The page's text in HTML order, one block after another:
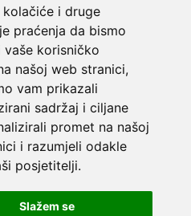
kolačiće i druge
praćenja da bismo
vaše korisničko
našoj web stranici,
vam prikazali
sadržaj i ciljane
promet na našoj
i razumjeli odakle
posjetitelji.
Slažem se